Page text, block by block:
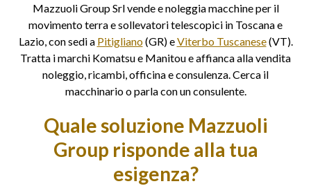
Mazzuoli Group Srl vende e noleggia macchine per il
movimento terra e sollevatori telescopici in Toscana e
Lazio, con sedi a Pitigliano(GR) eViterbo Tuscanese(VT).
Tratta i marchi Komatsu e Manitou e affianca alla vendita
noleggio, ricambi, officina e consulenza. Cerca il
macchinario o parla con un consulente.
Quale soluzione Mazzuoli
Group risponde alla tua
esigenza?